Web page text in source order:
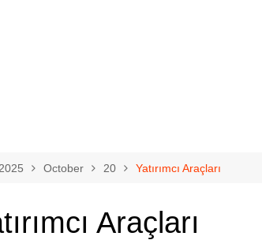
2025 October 20 Yatırımcı Araçları
Araçları